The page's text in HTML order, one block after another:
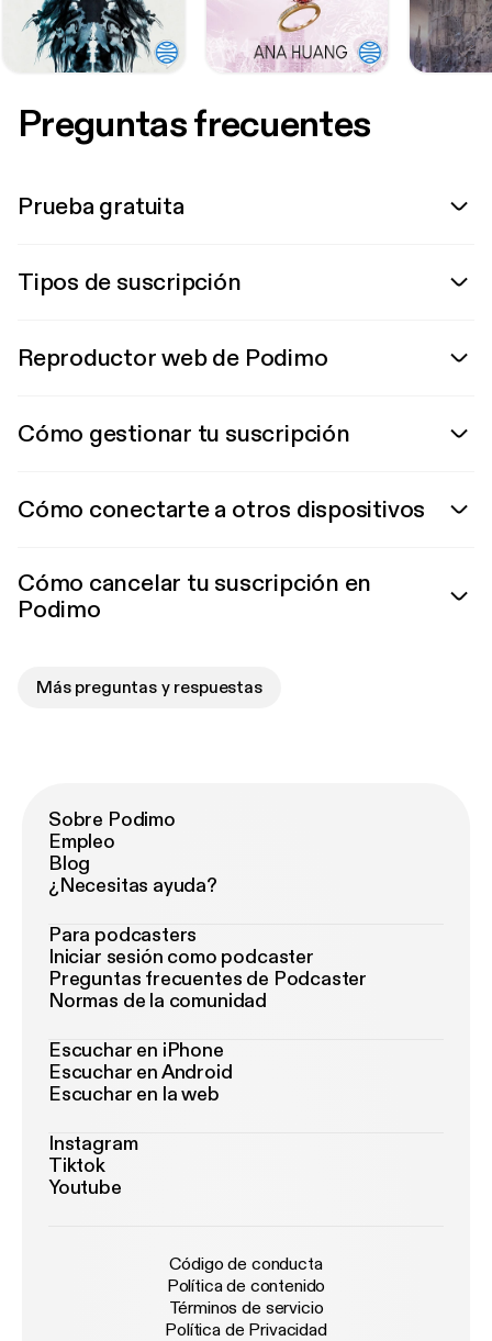
Preguntas frecuentes
Prueba gratuita
Tipos de suscripción
Reproductor web de Podimo
Cómo gestionar tu suscripción
Cómo conectarte a otros dispositivos
Cómo cancelar tu suscripción en
Podimo
Más preguntas y respuestas
Sobre Podimo
Empleo
Blog
¿Necesitas ayuda?
Para podcasters
Iniciar sesión como podcaster
Preguntas frecuentes de Podcaster
Normas de la comunidad
Escuchar en iPhone
Escuchar en Android
Escuchar en la web
Instagram
Tiktok
Youtube
Código de conducta
Política de contenido
Términos de servicio
Política de Privacidad